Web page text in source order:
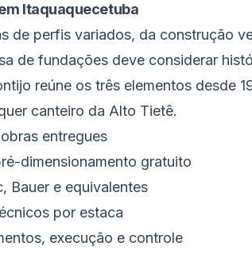
Itaquaquecetuba
de perfis variados, da construção
de fundações deve considerar
reúne os três elementos desde
canteiro da Alto Tietê.
entregues
dimensionamento gratuito
Bauer e equivalentes
por estaca
execução e controle